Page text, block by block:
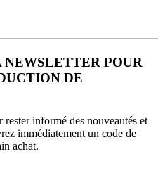
POUR
DE
informé des nouveautés et
immédiatement un code de
achat.